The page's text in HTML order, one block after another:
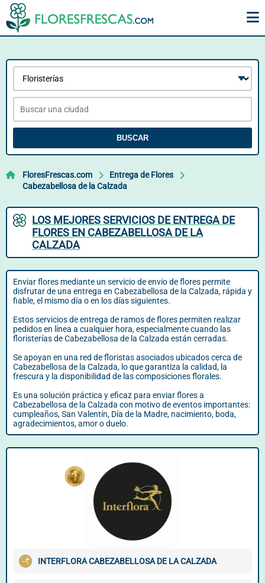
BUSCAR
FloresFrescas.com
Entrega de Flores
Cabezabellosa de la Calzada
LOS MEJORES SERVICIOS DE ENTREGA DE
FLORES EN CABEZABELLOSA DE LA
CALZADA
Enviar flores mediante un servicio de envío de flores permite
disfrutar de una entrega en Cabezabellosa de la Calzada, rápida y
fiable, el mismo día o en los días siguientes.
Estos servicios de entrega de ramos de flores permiten realizar
pedidos en línea a cualquier hora, especialmente cuando las
floristerías de Cabezabellosa de la Calzada están cerradas.
Se apoyan en una red de floristas asociados ubicados cerca de
Cabezabellosa de la Calzada, lo que garantiza la calidad, la
frescura y la disponibilidad de las composiciones florales.
Es una solución práctica y eficaz para enviar flores a
Cabezabellosa de la Calzada con motivo de eventos importantes:
cumpleaños, San Valentín, Día de la Madre, nacimiento, boda,
agradecimientos, amor o duelo.
INTERFLORA CABEZABELLOSA DE LA CALZADA